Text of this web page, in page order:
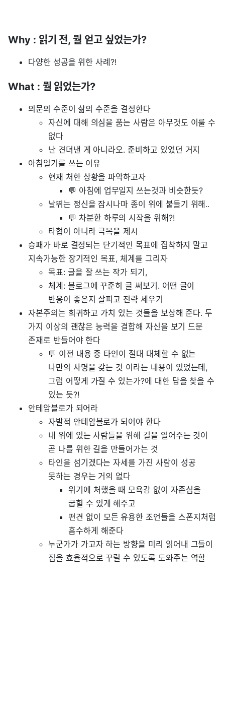
Why : 읽기 전, 뭘 얻고 싶었는가?
다양한 성공을 위한 사례?!
What : 뭘 읽었는가?
의문의 수준이 삶의 수준을 결정한다
자신에 대해 의심을 품는 사람은 아무것도 이룰 수
없다
난 견뎌낸 게 아니라오. 준비하고 있었던 거지
아침일기를 쓰는 이유
현재 처한 상황을 파악하고자
💬 아침에 업무일지 쓰는것과 비슷한듯?
날뛰는 정신을 잠시나마 종이 위에 붙들기 위해..
💬 차분한 하루의 시작을 위해?!
타협이 아니라 극복을 제시
승패가 바로 결정되는 단기적인 목표에 집착하지 말고
지속가능한 장기적인 목표, 체계를 그리자
목표: 글을 잘 쓰는 작가 되기,
체계: 블로그에 꾸준히 글 써보기. 어떤 글이
반응이 좋은지 살피고 전략 세우기
자본주의는 희귀하고 가치 있는 것들을 보상해 준다. 두
가지 이상의 괜찮은 능력을 결합해 자신을 보기 드문
존재로 반들어야 한다
💬 이전 내용 중 타인이 절대 대체할 수 없는
나만의 사명을 갖는 것 이라는 내용이 있었는데,
그럼 어떻게 가질 수 있는가?에 대한 답을 찾을 수
있는 듯?!
안테암블로가 되어라
자발적 안테암블로가 되어야 한다
내 위에 있는 사람들을 위해 길을 열어주는 것이
곧 나를 위한 길을 만들어가는 것
타인을 섬기겠다는 자세를 가진 사람이 성공
못하는 경우는 거의 없다
위기에 처했을 때 모욕감 없이 자존심을
굽힐 수 있게 해주고
편견 없이 모든 유용한 조언들을 스폰지처럼
흡수하게 해준다
누군가가 가고자 하는 방향을 미리 읽어내 그들이
짐을 효율적으로 꾸릴 수 있도록 도와주는 역할